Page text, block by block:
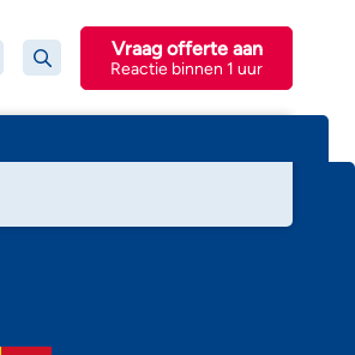
Reactie binnen 1 uur
Vraag offerte aan